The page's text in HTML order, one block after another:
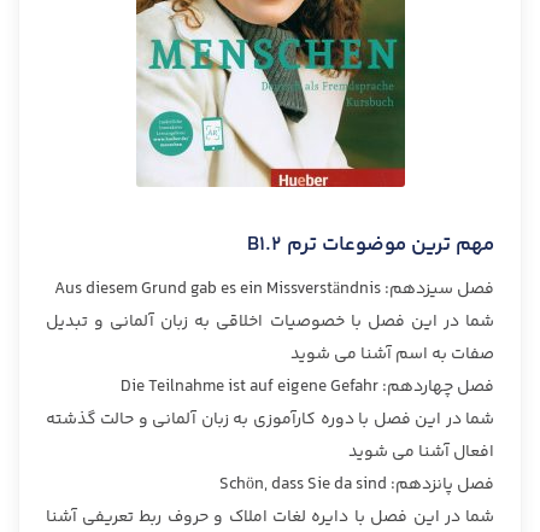
مهم ترین موضوعات ترم B1.2
فصل سیزدهم: Aus diesem Grund gab es ein Missverständnis
شما در این فصل با خصوصیات اخلاقی به زبان آلمانی و تبدیل
صفات به اسم آشنا می شوید
فصل چهاردهم: Die Teilnahme ist auf eigene Gefahr
شما در این فصل با دوره کارآموزی به زبان آلمانی و حالت گذشته
افعال آشنا می شوید
فصل پانزدهم: Schön, dass Sie da sind
شما در این فصل با دایره لغات املاک و حروف ربط تعریفی آشنا